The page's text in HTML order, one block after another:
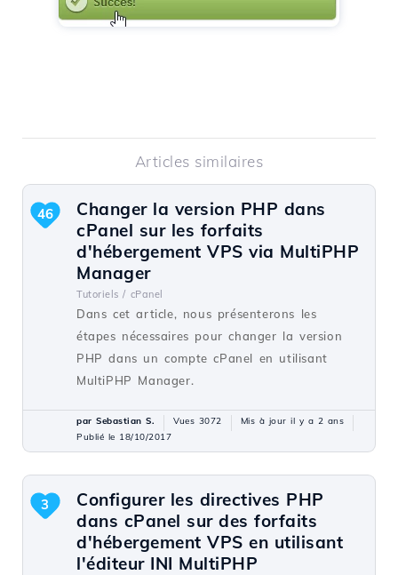
Articles similaires
Changer la version PHP dans
cPanel sur les forfaits
d'hébergement VPS via MultiPHP
Manager
Tutoriels / cPanel
Dans cet article, nous présenterons les
étapes nécessaires pour changer la version
PHP dans un compte cPanel en utilisant
MultiPHP Manager.
46
par Sebastian S. Vues 3072
Mis à jour il y a 2 ans
Publié le 18/10/2017
Configurer les directives PHP
dans cPanel sur des forfaits
d'hébergement VPS en utilisant
l'éditeur INI MultiPHP
3